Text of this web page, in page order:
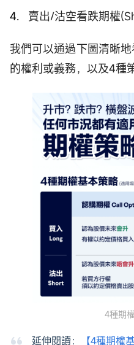
賣出/沽空看跌期權
我們可以通過下圖清晰
的權利或義務，以及4種
4種期
延伸閱讀： 【4種期權